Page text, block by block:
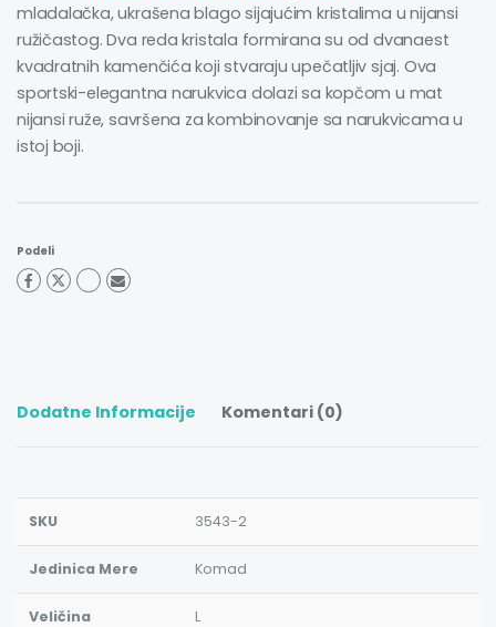
mladalačka, ukrašena blago sijajućim kristalima u nijansi
ružičastog. Dva reda kristala formirana su od dvanaest
kvadratnih kamenčića koji stvaraju upečatljiv sjaj. Ova
sportski-elegantna narukvica dolazi sa kopčom u mat
nijansi ruže, savršena za kombinovanje sa narukvicama u
istoj boji.
Podeli
Dodatne Informacije Komentari (0)
SKU 3543-2
Jedinica Mere Komad
Veličina L